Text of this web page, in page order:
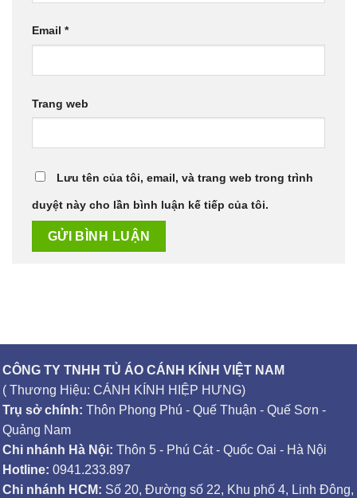
Email *
Trang web
Lưu tên của tôi, email, và trang web trong trình
duyệt này cho lần bình luận kế tiếp của tôi.
CÔNG TY TNHH TỦ ÁO CÁNH KÍNH VIỆT NAM
( Thương Hiệu: CÁNH KÍNH HIỆP HƯNG)
Trụ sở chính: Thôn Phong Phú - Quế Thuận - Quế Sơn -
Quảng Nam
Chi nhánh Hà Nội: Thôn 5 - Phú Cát - Quốc Oai - Hà Nội
Hotline: 0941.233.897
Chi nhánh HCM: Số 20, Đường số 22, Khu phố 4, Linh Đông,